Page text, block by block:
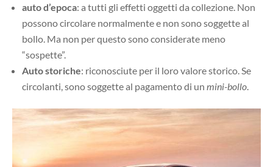
auto d’epoca: a tutti gli effetti oggetti da collezione. Non
possono circolare normalmente e non sono soggette al
bollo. Ma non per questo sono considerate meno
“sospette”.
Auto storiche: riconosciute per il loro valore storico. Se
circolanti, sono soggette al pagamento di un mini-bollo